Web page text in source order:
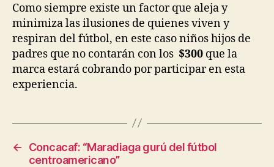
Como siempre existe un factor que aleja y
minimiza las ilusiones de quienes viven y
respiran del fútbol, en este caso niños hijos de
padres que no contarán con los $300 que la
marca estará cobrando por participar en esta
experiencia.
←
Concacaf: “Maradiaga gurú del fútbol
centroamericano”